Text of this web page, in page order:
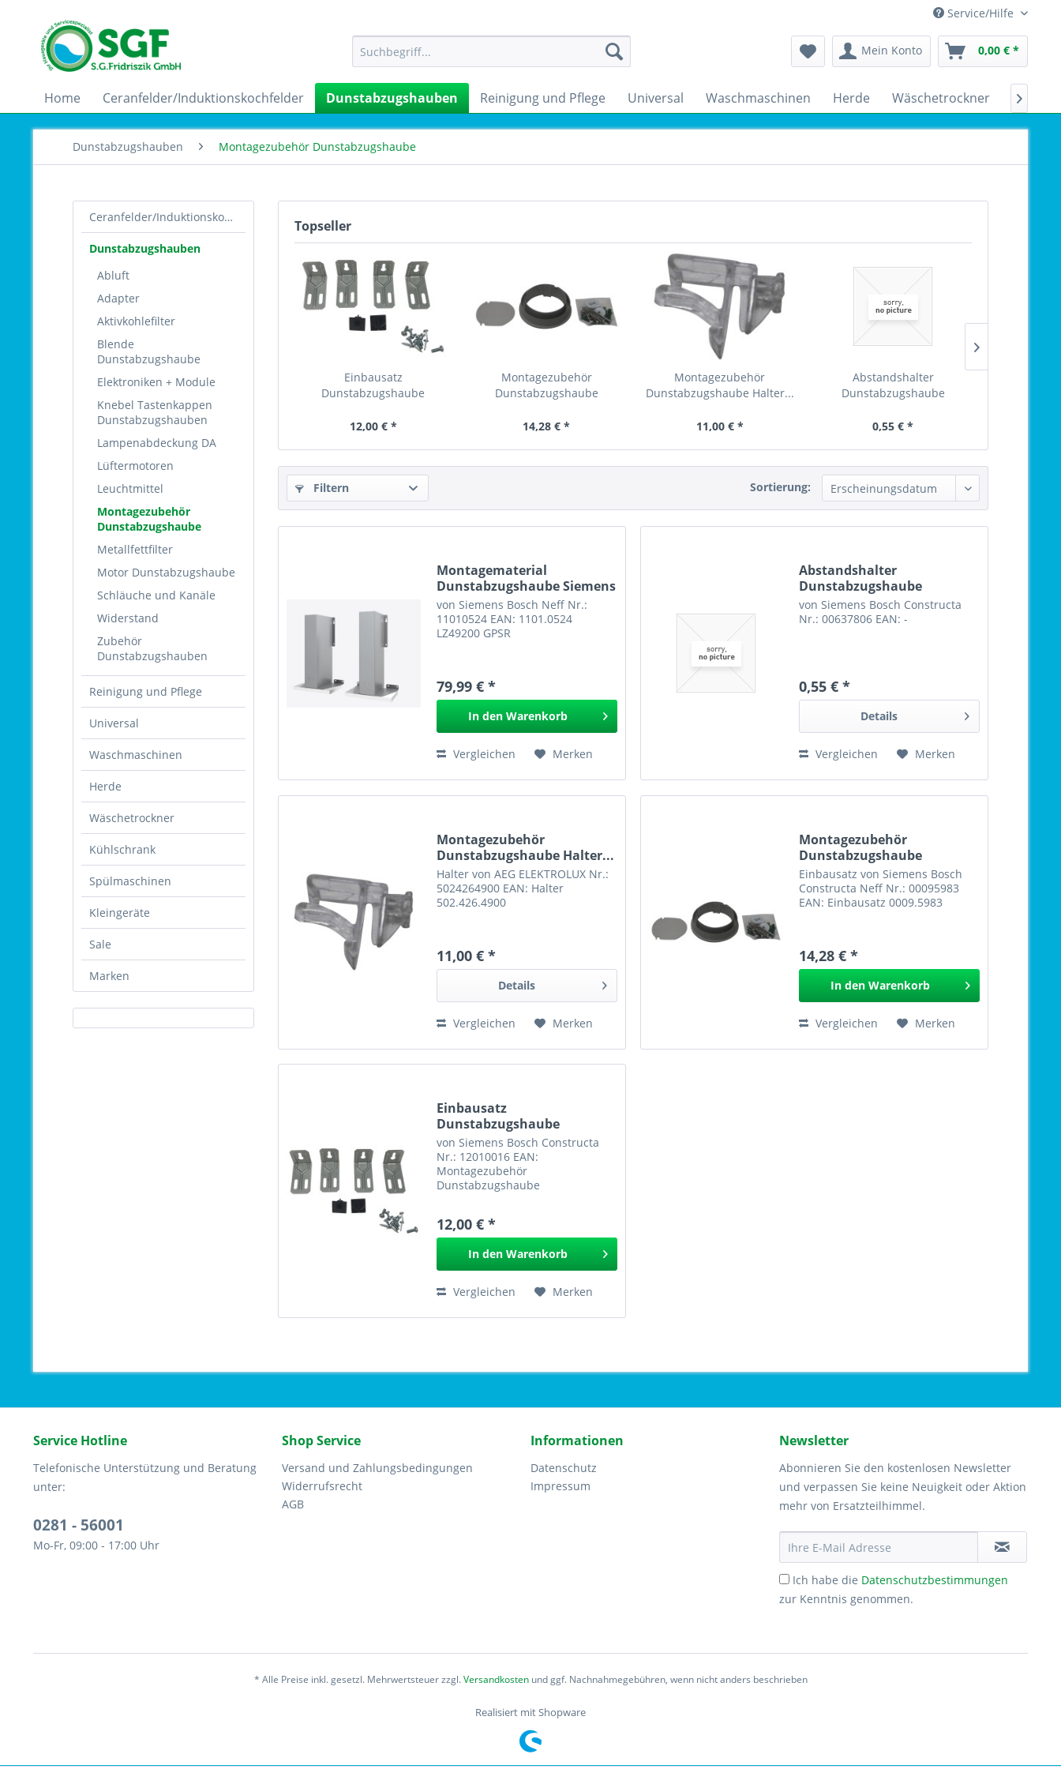
Service/Hilfe
Mein Konto 0,00 € *
Home Ceranfelder/Induktionskochfelder Dunstabzugshauben Reinigung und Pflege Universal Waschmaschinen Herde Wäschetrockner 
Dunstabzugshauben Montagezubehör Dunstabzugshaube
Ceranfelder/Induktionskochfelder
Dunstabzugshauben
Abluft
Adapter
Aktivkohlefilter
Blende
Dunstabzugshaube
Elektroniken + Module
Knebel Tastenkappen
Dunstabzugshauben
Lampenabdeckung DA
Lüftermotoren
Leuchtmittel
Montagezubehör
Dunstabzugshaube
Metallfettfilter
Motor Dunstabzugshaube
Schläuche und Kanäle
Widerstand
Zubehör
Dunstabzugshauben
Reinigung und Pflege
Universal
Waschmaschinen
Herde
Wäschetrockner
Kühlschrank
Spülmaschinen
Kleingeräte
Sale
Marken
Topseller
Einbausatz
Dunstabzugshaube
12,00 € *
Montagezubehör
Dunstabzugshaube
14,28 € *
Montagezubehör
Dunstabzugshaube Halter...
11,00 € *
Abstandshalter
Dunstabzugshaube
0,55 € *
Filtern Sortierung:
Montagematerial
Dunstabzugshaube Siemens
Bosch...
von Siemens Bosch Neff Nr.:
11010524 EAN: 1101.0524
LZ49200 GPSR
79,99 € *
In den Warenkorb
Vergleichen Merken
Abstandshalter
Dunstabzugshaube
von Siemens Bosch Constructa
Nr.: 00637806 EAN: -
0,55 € *
Details
Vergleichen Merken
Montagezubehör
Dunstabzugshaube Halter...
Halter von AEG ELEKTROLUX Nr.:
5024264900 EAN: Halter
502.426.4900
11,00 € *
Details
Vergleichen Merken
Montagezubehör
Dunstabzugshaube
Einbausatz...
Einbausatz von Siemens Bosch
Constructa Neff Nr.: 00095983
EAN: Einbausatz 0009.5983
14,28 € *
In den Warenkorb
Vergleichen Merken
Einbausatz
Dunstabzugshaube
1201.0016 12010016
von Siemens Bosch Constructa
Nr.: 12010016 EAN:
Montagezubehör
Dunstabzugshaube
12,00 € *
In den Warenkorb
Vergleichen Merken
Service Hotline
Telefonische Unterstützung und Beratung
unter:
0281 - 56001
Mo-Fr, 09:00 - 17:00 Uhr
Shop Service
Versand und Zahlungsbedingungen
Widerrufsrecht
AGB
Informationen
Datenschutz
Impressum
Newsletter
Abonnieren Sie den kostenlosen Newsletter
und verpassen Sie keine Neuigkeit oder Aktion
mehr von Ersatzteilhimmel.
Ich habe die Datenschutzbestimmungen
zur Kenntnis genommen.
* Alle Preise inkl. gesetzl. Mehrwertsteuer zzgl.Versandkostenund ggf. Nachnahmegebühren, wenn nicht anders beschrieben
Realisiert mit Shopware